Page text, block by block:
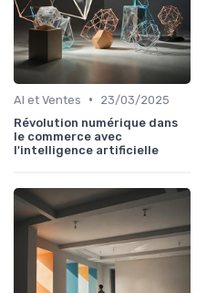
AI et Ventes •
23/03/2025
Révolution numérique dans
le commerce avec
l'intelligence artificielle